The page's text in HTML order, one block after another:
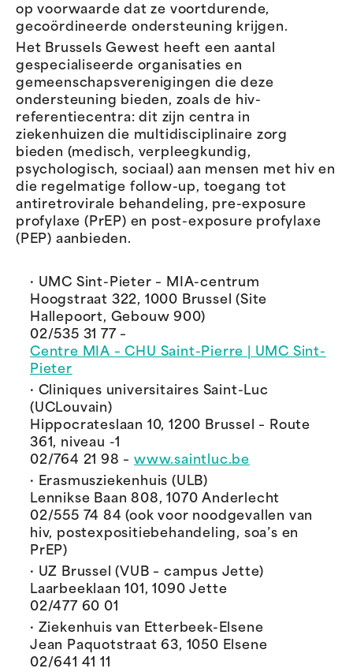
op voorwaarde dat ze voortdurende,
gecoördineerde ondersteuning krijgen.
Het Brussels Gewest heeft een aantal
gespecialiseerde organisaties en
gemeenschapsverenigingen die deze
ondersteuning bieden, zoals de hiv-
referentiecentra: dit zijn centra in
ziekenhuizen die multidisciplinaire zorg
bieden (medisch, verpleegkundig,
psychologisch, sociaal) aan mensen met hiv en
die regelmatige follow-up, toegang tot
antiretrovirale behandeling, pre-exposure
profylaxe (PrEP) en post-exposure profylaxe
(PEP) aanbieden.
· UMC Sint-Pieter – MIA-centrum
Hoogstraat 322, 1000 Brussel (Site
Hallepoort, Gebouw 900)
02/535 31 77 –
Centre MIA – CHU Saint-Pierre | UMC Sint-
Pieter
· Cliniques universitaires Saint-Luc
(UCLouvain)
Hippocrateslaan 10, 1200 Brussel – Route
361, niveau -1
02/764 21 98 – www.saintluc.be
· Erasmusziekenhuis (ULB)
Lennikse Baan 808, 1070 Anderlecht
02/555 74 84 (ook voor noodgevallen van
hiv, postexpositiebehandeling, soa’s en
PrEP)
· UZ Brussel (VUB – campus Jette)
Laarbeeklaan 101, 1090 Jette
02/477 60 01
· Ziekenhuis van Etterbeek-Elsene
Jean Paquotstraat 63, 1050 Elsene
02/641 41 11